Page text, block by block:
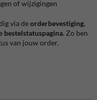
of wijzigingen
via deorderbevestiging,
bestelstatuspagina. Zo ben
van jouw order.